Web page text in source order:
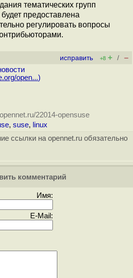
тематических групп
предоставлена
регулировать вопросы
исправить +8 + / –
open...)
22014-opensuse
, suse, linux
ссылки на opennet.ru обязательно
комментарий
Имя:
E-Mail: